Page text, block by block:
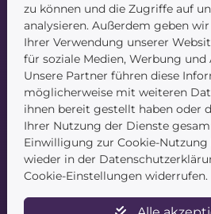
Startseite
Blog
Kontakt
Service
zu können und die Zugriffe auf
analysieren. Außerdem geben
Ihrer Verwendung unserer
für soziale Medien, Werbung und
Unsere Partner führen diese
möglicherweise mit weiteren
ihnen bereit gestellt haben oder
Ihrer Nutzung der Dienste
Einwilligung zur Cookie-Nutzung
wieder in der
Cookie-Einstellungen widerrufen.